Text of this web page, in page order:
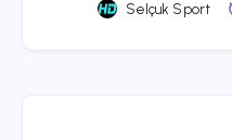
Selçuk Sport